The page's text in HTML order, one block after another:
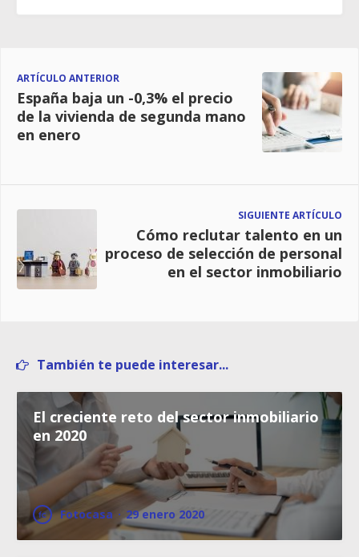
ARTÍCULO ANTERIOR
España baja un -0,3% el precio
de la vivienda de segunda mano
en enero
SIGUIENTE ARTÍCULO
Cómo reclutar talento en un
proceso de selección de personal
en el sector inmobiliario
También te puede interesar...
El creciente reto del sector inmobiliario
en 2020
Fotocasa · 29 enero 2020